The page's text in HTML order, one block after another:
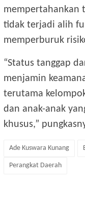
mempertahankan
tidak terjadi alih
memperburuk
“Status tanggap
menjamin
terutama
dan anak-anak
khusus,”
Ade Kuswara Kunang
Perangkat Daerah